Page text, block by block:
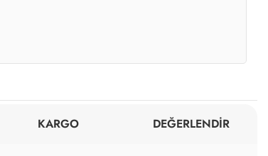
KARGO DEĞERLENDİR